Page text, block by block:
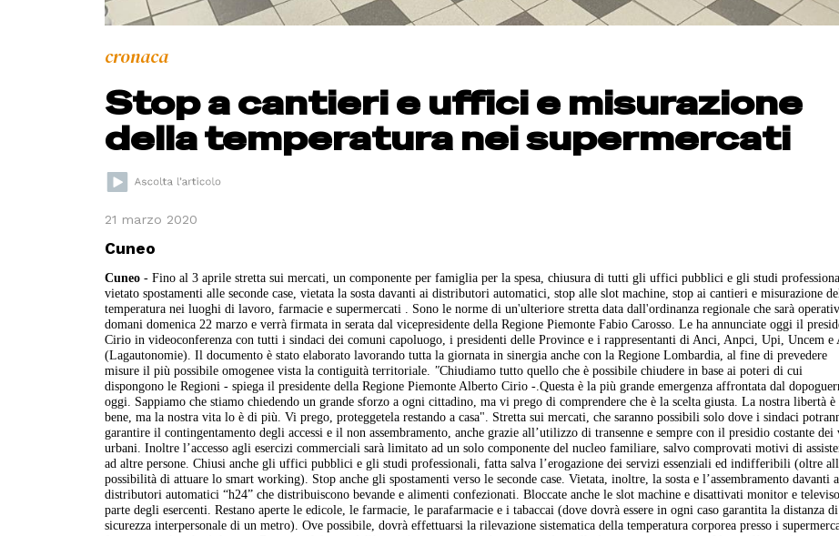
cronaca
Stop a cantieri e uffici e misurazione
della temperatura nei supermercati
21 marzo 2020
Cuneo
Cuneo - Fino al 3 aprile stretta sui mercati, un componente per famiglia per la spesa, chiusura di tutti gli uffici pubblici e gli studi
vietato spostamenti alle seconde case, vietata la sosta davanti ai distributori automatici, stop alle slot machine, stop ai cantieri e misurazione
temperatura nei luoghi di lavoro, farmacie e supermercati . Sono le norme di un'ulteriore stretta data dall'ordinanza regionale che sarà
domani domenica 22 marzo e verrà firmata in serata dal vicepresidente della Regione Piemonte Fabio Carosso. Le ha annunciate oggi il
Cirio in videoconferenza con tutti i sindaci dei comuni capoluogo, i presidenti delle Province e i rappresentanti di Anci, Anpci, Upi, Uncem e
(Lagautonomie). Il documento è stato elaborato lavorando tutta la giornata in sinergia anche con la Regione Lombardia, al fine di prevedere
misure il più possibile omogenee vista la contiguità territoriale. "Chiudiamo tutto quello che è possibile chiudere in base ai poteri di cui
dispongono le Regioni - spiega il presidente della Regione Piemonte Alberto Cirio -.Questa è la più grande emergenza affrontata dal
oggi. Sappiamo che stiamo chiedendo un grande sforzo a ogni cittadino, ma vi prego di comprendere che è la scelta giusta. La nostra libertà è
bene, ma la nostra vita lo è di più. Vi prego, proteggetela restando a casa". Stretta sui mercati, che saranno possibili solo dove i sindaci
garantire il contingentamento degli accessi e il non assembramento, anche grazie all’utilizzo di transenne e sempre con il presidio costante
urbani. Inoltre l’accesso agli esercizi commerciali sarà limitato ad un solo componente del nucleo familiare, salvo comprovati motivi di
ad altre persone. Chiusi anche gli uffici pubblici e gli studi professionali, fatta salva l’erogazione dei servizi essenziali ed indifferibili (oltre
possibilità di attuare lo smart working). Stop anche gli spostamenti verso le seconde case. Vietata, inoltre, la sosta e l’assembramento davanti
distributori automatici “h24” che distribuiscono bevande e alimenti confezionati. Bloccate anche le slot machine e disattivati monitor e
parte degli esercenti. Restano aperte le edicole, le farmacie, le parafarmacie e i tabaccai (dove dovrà essere in ogni caso garantita la distanza di
sicurezza interpersonale di un metro). Ove possibile, dovrà effettuarsi la rilevazione sistematica della temperatura corporea presso i